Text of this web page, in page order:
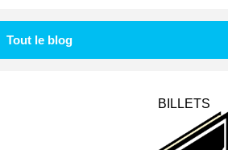
Tout le blog
BILLETS